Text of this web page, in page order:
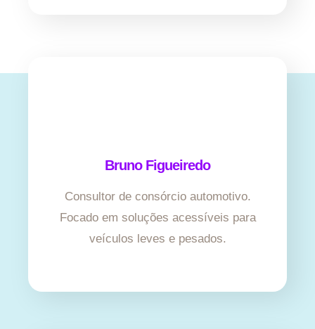
Bruno Figueiredo
Consultor de consórcio automotivo.
Focado em soluções acessíveis para
veículos leves e pesados.